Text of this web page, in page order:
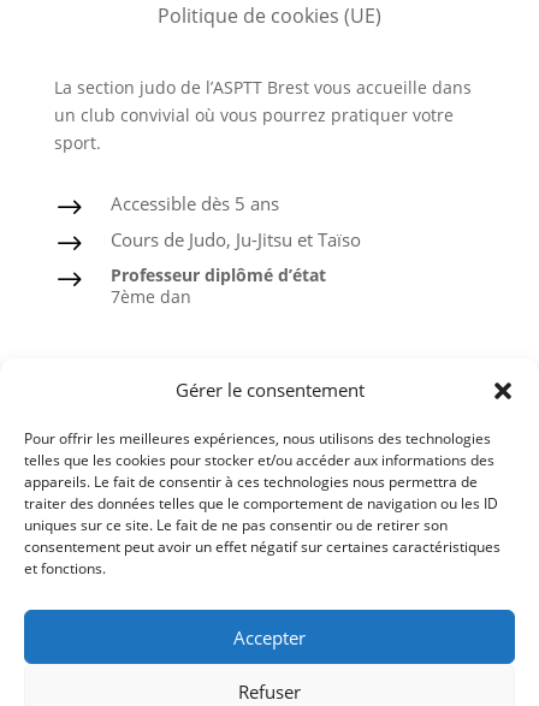
Gérer le consentement
Pour offrir les meilleures expériences, nous utilisons des technologies
telles que les cookies pour stocker et/ou accéder aux informations des
appareils. Le fait de consentir à ces technologies nous permettra de
traiter des données telles que le comportement de navigation ou les ID
uniques sur ce site. Le fait de ne pas consentir ou de retirer son
consentement peut avoir un effet négatif sur certaines caractéristiques
et fonctions.
Accepter
Refuser
Politique de cookies (UE)
La section judo de l’ASPTT Brest vous accueille dans
un club convivial où vous pourrez pratiquer votre
sport.
$ Accessible dès 5 ans
$ Cours de Judo, Ju-Jitsu et Taïso
$
Professeur diplômé d’état
7ème dan
Taïso ou Gymnastique douce
Ceintures noires formées à l’ASPTT
Comité du Finistère de Judo
Ligue de Bretagne de Judo